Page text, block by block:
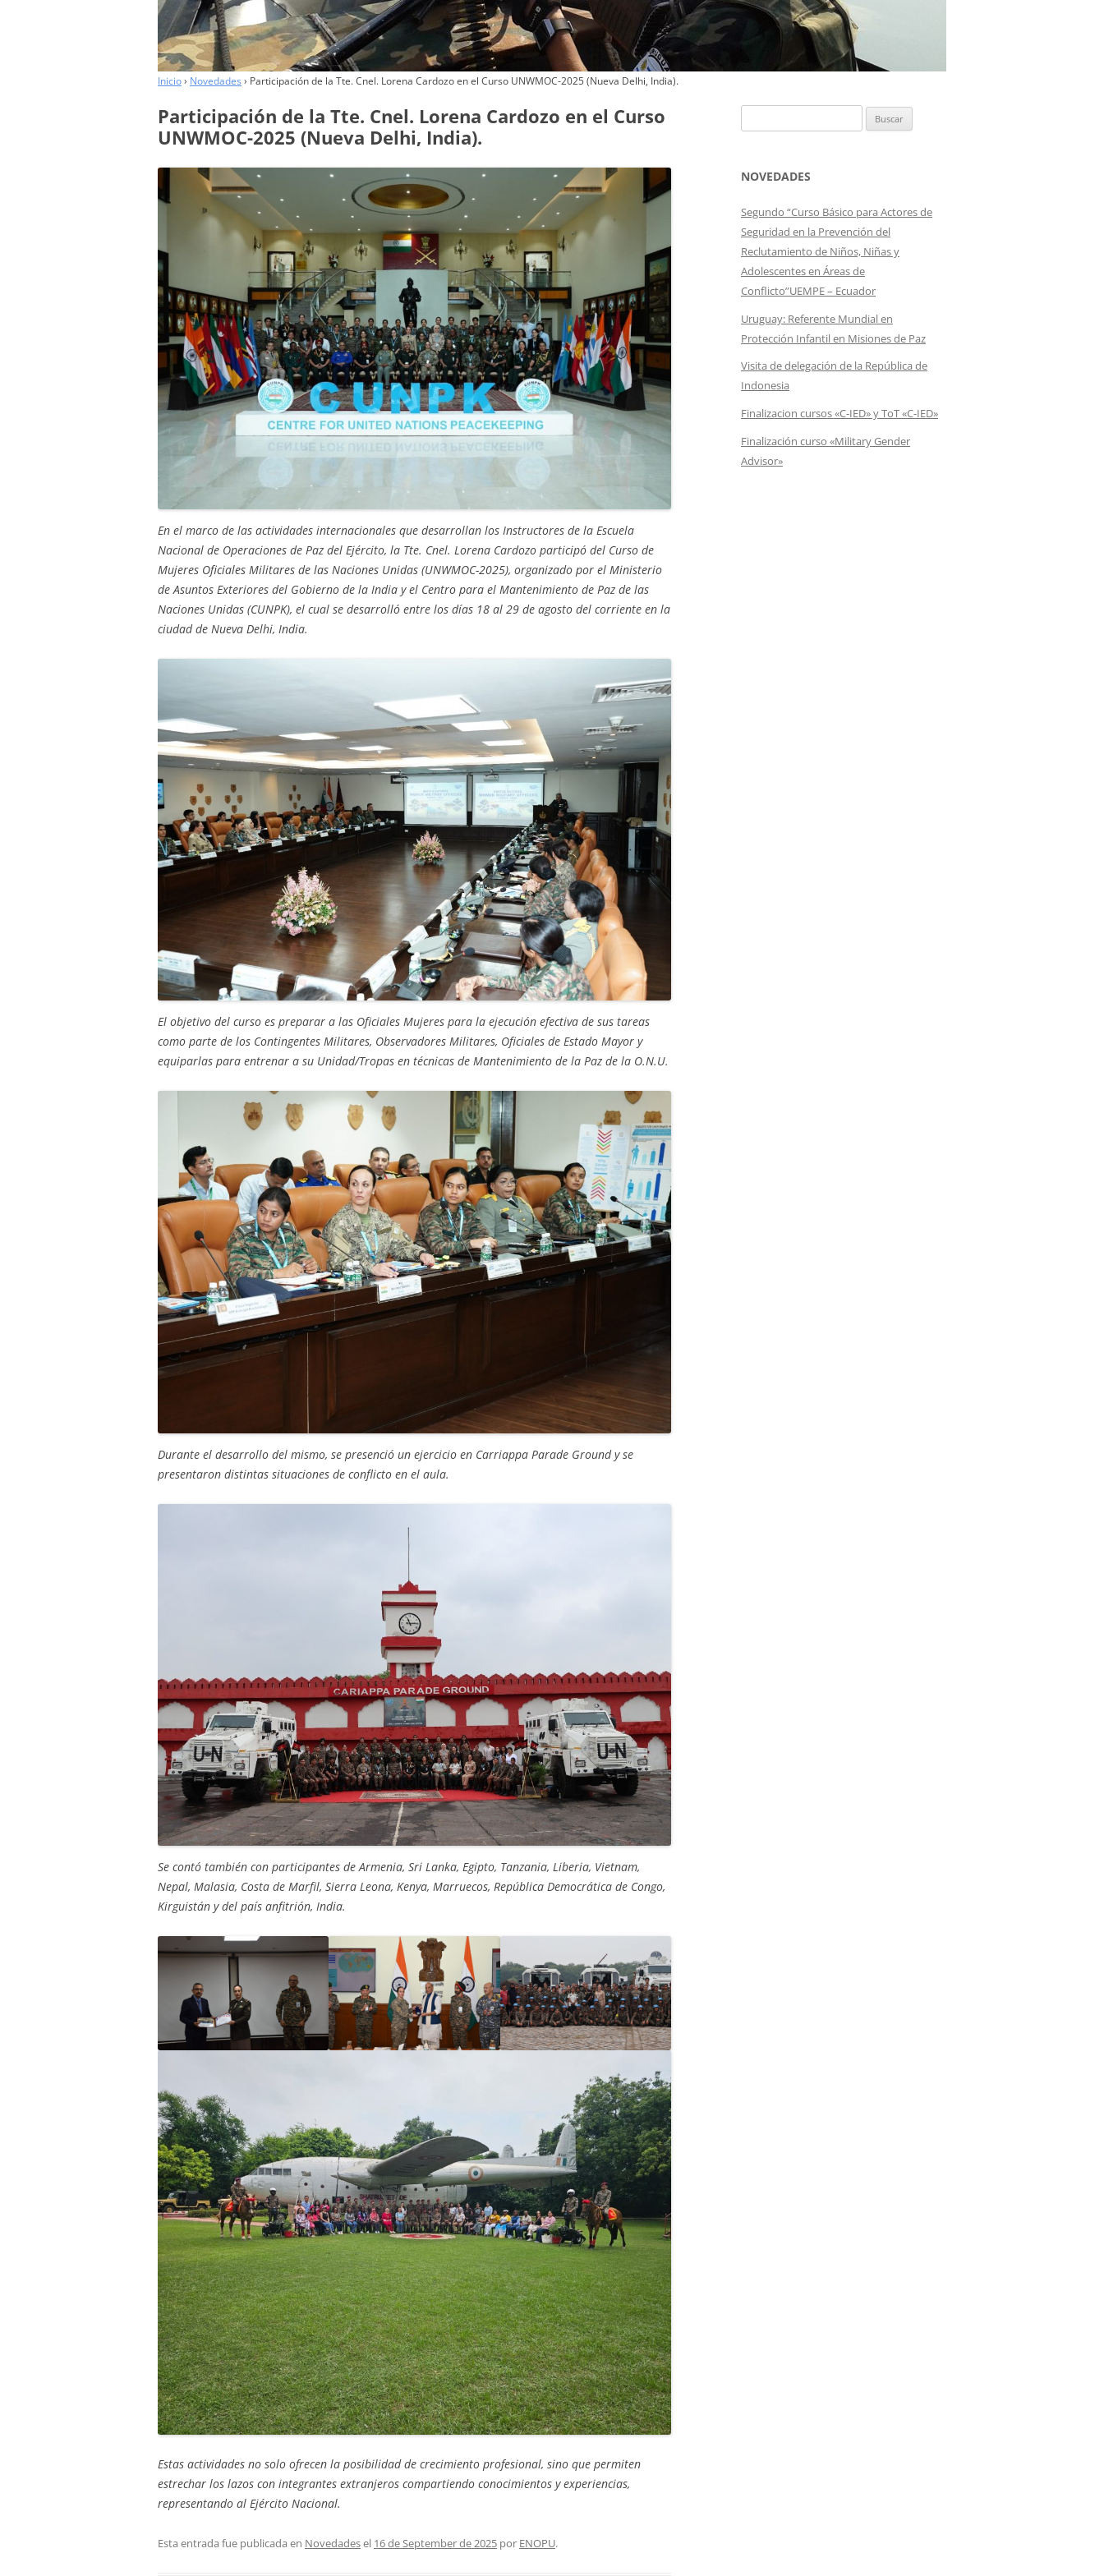
COLABORADORES
OFICIALES DE POLICÍA
CONTINGENTES
Inicio › Novedades › Participación de la Tte. Cnel. Lorena Cardozo en el Curso UNWMOC-2025 (Nueva Delhi, India).
Participación de la Tte. Cnel. Lorena Cardozo en el Curso
UNWMOC-2025 (Nueva Delhi, India).
En el marco de las actividades internacionales que desarrollan los Instructores de la Escuela
Nacional de Operaciones de Paz del Ejército, la Tte. Cnel. Lorena Cardozo participó del Curso de
Mujeres Oficiales Militares de las Naciones Unidas (UNWMOC-2025), organizado por el Ministerio
de Asuntos Exteriores del Gobierno de la India y el Centro para el Mantenimiento de Paz de las
Naciones Unidas (CUNPK), el cual se desarrolló entre los días 18 al 29 de agosto del corriente en la
ciudad de Nueva Delhi, India.
El objetivo del curso es preparar a las Oficiales Mujeres para la ejecución efectiva de sus tareas
como parte de los Contingentes Militares, Observadores Militares, Oficiales de Estado Mayor y
equiparlas para entrenar a su Unidad/Tropas en técnicas de Mantenimiento de la Paz de la O.N.U.
Durante el desarrollo del mismo, se presenció un ejercicio en Carriappa Parade Ground y se
presentaron distintas situaciones de conflicto en el aula.
Se contó también con participantes de Armenia, Sri Lanka, Egipto, Tanzania, Liberia, Vietnam,
Nepal, Malasia, Costa de Marfil, Sierra Leona, Kenya, Marruecos, República Democrática de Congo,
Kirguistán y del país anfitrión, India.
Estas actividades no solo ofrecen la posibilidad de crecimiento profesional, sino que permiten
estrechar los lazos con integrantes extranjeros compartiendo conocimientos y experiencias,
representando al Ejército Nacional.
Esta entrada fue publicada en Novedadesel 16 de September de 2025 por ENOPU.
NOVEDADES
Segundo “Curso Básico para Actores de
Seguridad en la Prevención del
Reclutamiento de Niños, Niñas y
Adolescentes en Áreas de
Conflicto”UEMPE – Ecuador
Uruguay: Referente Mundial en
Protección Infantil en Misiones de Paz
Visita de delegación de la República de
Indonesia
Finalizacion cursos «C-IED» y ToT «C-IED»
Finalización curso «Military Gender
Advisor»